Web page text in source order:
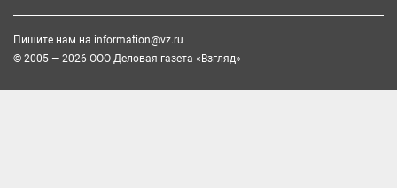
Пишите нам на information@vz.ru
© 2005 — 2026 ООО Деловая газета «Взгляд»